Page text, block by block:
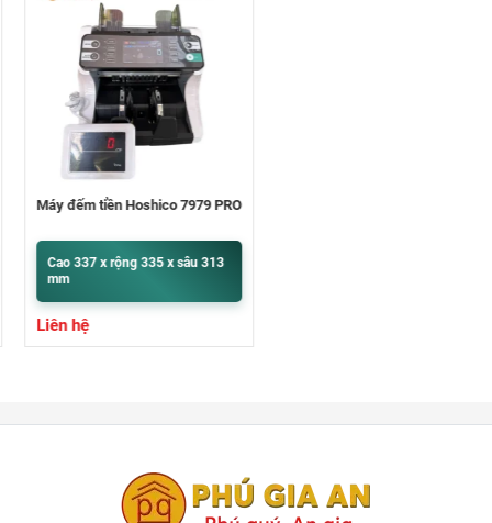
Máy đếm tiền Hoshico 7979 PRO
Cao 337 x rộng 335 x sâu 313
mm
Liên hệ